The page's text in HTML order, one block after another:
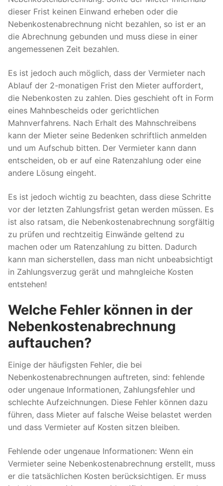
dieser Frist keinen Einwand erheben oder die
Nebenkostenabrechnung nicht bezahlen, so ist er an
die Abrechnung gebunden und muss diese in einer
angemessenen Zeit bezahlen.
Es ist jedoch auch möglich, dass der Vermieter nach
Ablauf der 2-monatigen Frist den Mieter auffordert,
die Nebenkosten zu zahlen. Dies geschieht oft in Form
eines Mahnbescheids oder gerichtlichen
Mahnverfahrens. Nach Erhalt des Mahnschreibens
kann der Mieter seine Bedenken schriftlich anmelden
und um Aufschub bitten. Der Vermieter kann dann
entscheiden, ob er auf eine Ratenzahlung oder eine
andere Lösung eingeht.
Es ist jedoch wichtig zu beachten, dass diese Schritte
vor der letzten Zahlungsfrist getan werden müssen. Es
ist also ratsam, die Nebenkostenabrechnung sorgfältig
zu prüfen und rechtzeitig Einwände geltend zu
machen oder um Ratenzahlung zu bitten. Dadurch
kann man sicherstellen, dass man nicht unbeabsichtigt
in Zahlungsverzug gerät und mahngleiche Kosten
entstehen!
Welche Fehler können in der
Nebenkostenabrechnung
auftauchen?
Einige der häufigsten Fehler, die bei
Nebenkostenabrechnungen auftreten, sind: fehlende
oder ungenaue Informationen, Zahlungsfehler und
schlechte Aufzeichnungen. Diese Fehler können dazu
führen, dass Mieter auf falsche Weise belastet werden
und dass Vermieter auf Kosten sitzen bleiben.
Fehlende oder ungenaue Informationen: Wenn ein
Vermieter seine Nebenkostenabrechnung erstellt, muss
er die tatsächlichen Kosten berücksichtigen. Er muss